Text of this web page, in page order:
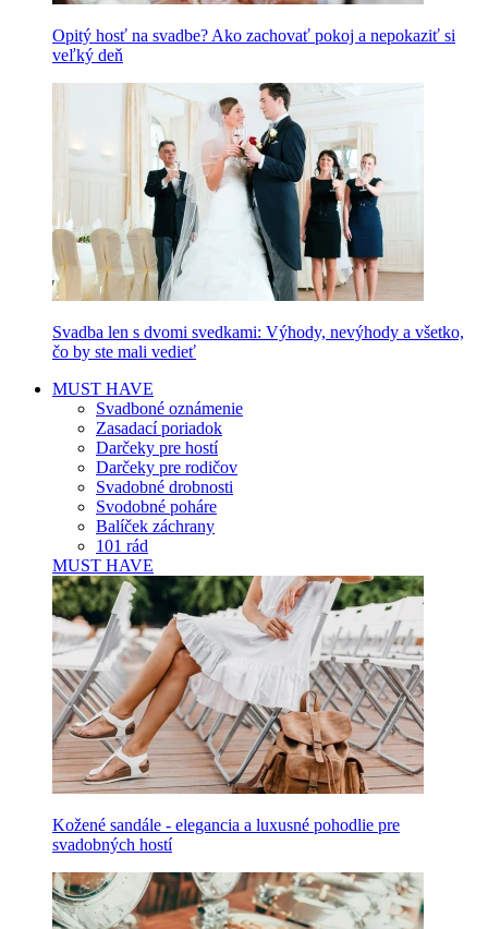
Opitý hosť na svadbe? Ako zachovať pokoj a nepokaziť si
veľký deň
Svadba len s dvomi svedkami: Výhody, nevýhody a všetko,
čo by ste mali vedieť
MUST HAVE
Svadboné oznámenie
Zasadací poriadok
Darčeky pre hostí
Darčeky pre rodičov
Svadobné drobnosti
Svodobné poháre
Balíček záchrany
101 rád
MUST HAVE
Kožené sandále - elegancia a luxusné pohodlie pre
svadobných hostí